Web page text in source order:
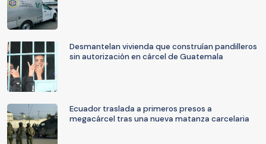
Desmantelan vivienda que construían pandilleros
sin autorización en cárcel de Guatemala
Ecuador traslada a primeros presos a
megacárcel tras una nueva matanza carcelaria